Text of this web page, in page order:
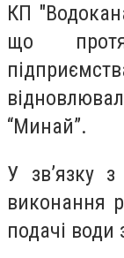
КП
що
“Минай”.
У зв’язку
виконання
подачі води